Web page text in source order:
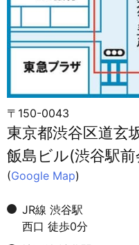
〒150-0043
東京都渋谷区道玄
飯島ビル(渋谷駅
(Google Map)
JR線 渋谷駅
西口 徒歩0分